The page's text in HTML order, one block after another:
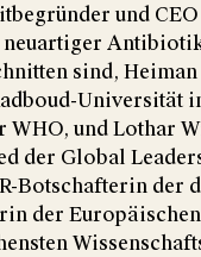
und
sind,
Universität
und Lothar
der Global
Botschafterin der
der